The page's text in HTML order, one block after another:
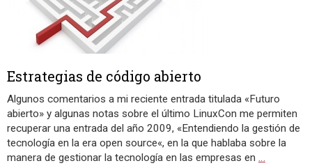
Estrategias de código abierto
Algunos comentarios a mi reciente entrada titulada «Futuro
abierto» y algunas notas sobre el último LinuxCon me permiten
recuperar una entrada del año 2009, «Entendiendo la gestión de
tecnología en la era open source«, en la que hablaba sobre la
manera de gestionar la tecnología en las empresas en …